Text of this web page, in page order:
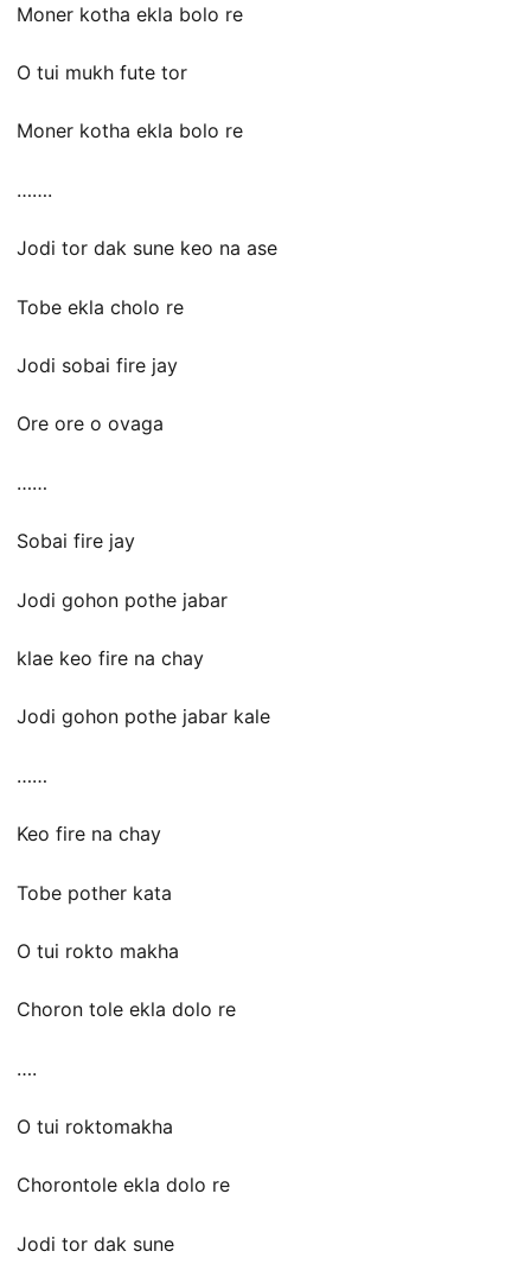
Moner kotha ekla bolo re
O tui mukh fute tor
Moner kotha ekla bolo re
…….
Jodi tor dak sune keo na ase
Tobe ekla cholo re
Jodi sobai fire jay
Ore ore o ovaga
……
Sobai fire jay
Jodi gohon pothe jabar
klae keo fire na chay
Jodi gohon pothe jabar kale
……
Keo fire na chay
Tobe pother kata
O tui rokto makha
Choron tole ekla dolo re
….
O tui roktomakha
Chorontole ekla dolo re
Jodi tor dak sune